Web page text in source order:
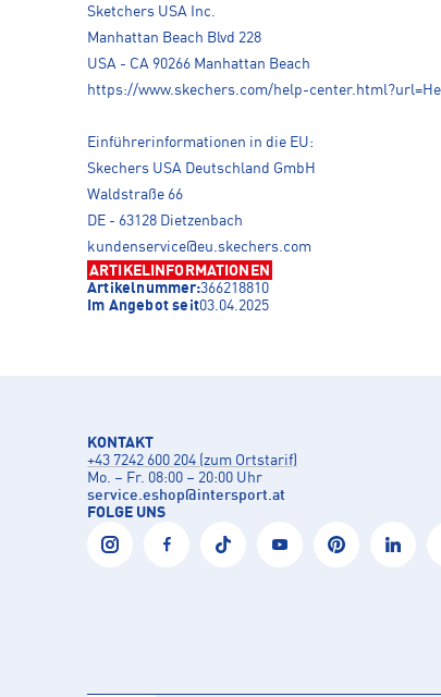
Sketchers USA Inc.
Manhattan Beach Blvd 228
USA - CA 90266 Manhattan Beach
https://www.skechers.com/help-
Einführerinformationen in die EU:
Skechers USA Deutschland GmbH
Waldstraße 66
DE - 63128 Dietzenbach
kundenservice@eu.skechers.com
ARTIKELINFORMATIONEN
Artikelnummer:366218810
Im Angebot seit03.04.2025
KONTAKT
+43 7242 600 204 (zum Ortstarif)
Mo. – Fr. 08:00 – 20:00 Uhr
service.eshop@intersport.at
FOLGE UNS